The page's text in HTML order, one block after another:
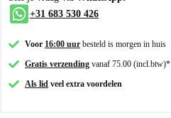
+31 683 530 426
Voor 16:00 uur besteld is morgen in huis
Gratis verzending vanaf 75.00 (incl.btw)*
Als lid veel extra voordelen